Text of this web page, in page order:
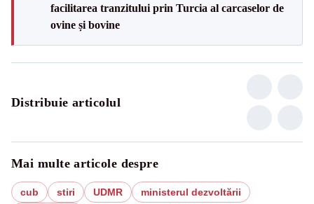
facilitarea tranzitului prin Turcia al carcaselor de
ovine și bovine
Distribuie articolul
Mai multe articole despre
cub stiri UDMR ministerul dezvoltării